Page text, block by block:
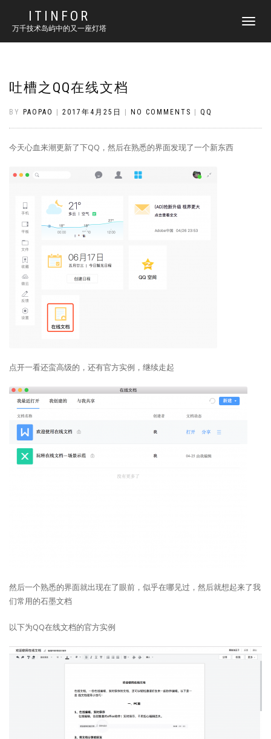
ITINFOR
万千技术岛屿中的又一座灯塔
TOGGLE
吐槽之QQ在线文档
BY PAOPAO 2017年4月25日 NO COMMENTS QQ
今天心血来潮更新了下QQ，然后在熟悉的界面发现了一个新东西
点开一看还蛮高级的，还有官方实例，继续走起
然后一个熟悉的界面就出现在了眼前，似乎在哪见过，然后就想起来了我
们常用的石墨文档
以下为QQ在线文档的官方实例